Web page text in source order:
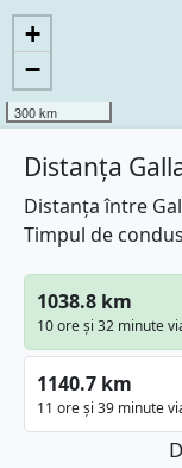
+
−
300 km
Distanța
Distanța între
Timpul de
1038.8 km
10 ore și 32 minute
1140.7 km
11 ore și 39 minute